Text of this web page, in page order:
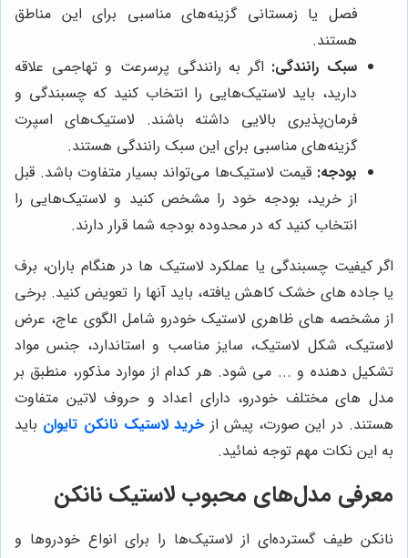
فصل یا زمستانی گزینه‌های مناسبی برای این مناطق
هستند.
سبک رانندگی: اگر به رانندگی پرسرعت و تهاجمی علاقه
دارید، باید لاستیک‌هایی را انتخاب کنید که چسبندگی و
فرمان‌پذیری بالایی داشته باشند. لاستیک‌های اسپرت
گزینه‌های مناسبی برای این سبک رانندگی هستند.
بودجه: قیمت لاستیک‌ها می‌تواند بسیار متفاوت باشد. قبل
از خرید، بودجه خود را مشخص کنید و لاستیک‌هایی را
انتخاب کنید که در محدوده بودجه شما قرار دارند.
اگر کیفیت چسبندگی یا عملکرد لاستیک ها در هنگام باران، برف
یا جاده های خشک کاهش یافته، باید آنها را تعویض کنید. برخی
از مشخصه های ظاهری لاستیک خودرو شامل الگوی عاج، عرض
لاستیک، شکل لاستیک، سایز مناسب و استاندارد، جنس مواد
تشکیل دهنده و ... می شود. هر کدام از موارد مذکور، منطبق بر
مدل های مختلف خودرو، دارای اعداد و حروف لاتین متفاوت
هستند. در این صورت، پیش از خرید لاستیک نانکن تایوان باید
به این نکات مهم توجه نمائید.
معرفی مدل‌های محبوب لاستیک نانکن
نانکن طیف گسترده‌ای از لاستیک‌ها را برای انواع خودروها و